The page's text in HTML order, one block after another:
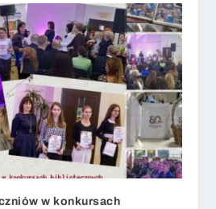
w konkursach